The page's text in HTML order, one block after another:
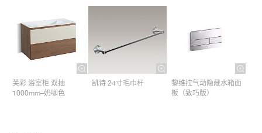
芙彩 浴室柜 双抽
1000mm–奶咖色
凯诗 24寸毛巾杆​
黎维拉气动隐藏水箱面
板（致巧版）